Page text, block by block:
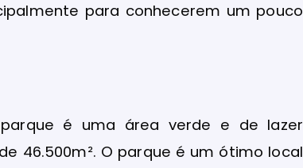
para conhecerem um pouco
é uma área verde e de lazer
46.500m². O parque é um ótimo local